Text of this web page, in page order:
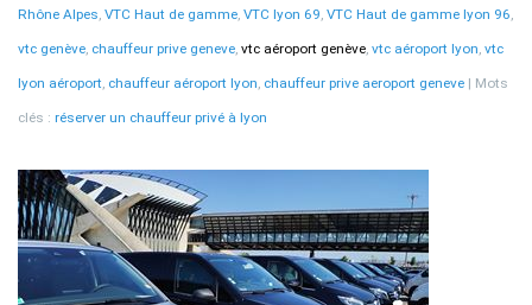
Rhône Alpes, VTC Haut de gamme, VTC lyon 69, VTC Haut de gamme lyon 96,
vtc genève, chauffeur prive geneve, vtc aéroport genève, vtc aéroport lyon, vtc
lyon aéroport, chauffeur aéroport lyon, chauffeur prive aeroport geneve Mots
clés : réserver un chauffeur privé à lyon